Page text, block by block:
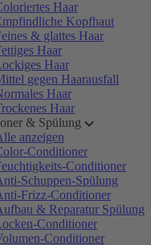
Haar
Kopfhaut
& glattes Haar
Haar
Haar
gegen Haarausfall
Haar
Haar
& Spülung
anzeigen
Conditioner
Conditioner
Schuppen-Spülung
Frizz-Conditioner
& Reparatur Spülung
Conditioner
Conditioner